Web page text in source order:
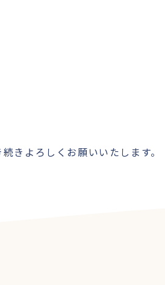
きよろしくお願いいたします。